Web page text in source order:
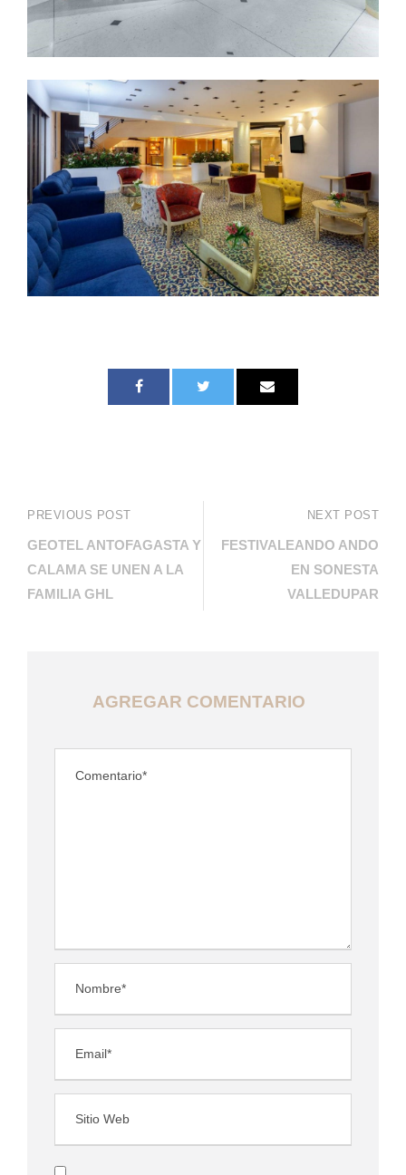
PREVIOUS POST
GEOTEL ANTOFAGASTA Y
CALAMA SE UNEN A LA
FAMILIA GHL
NEXT POST
FESTIVALEANDO ANDO
EN SONESTA
VALLEDUPAR
AGREGAR COMENTARIO